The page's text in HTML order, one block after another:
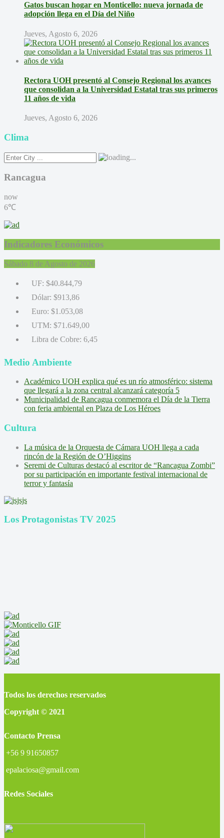
Gatos buscan hogar en Monticello: nueva jornada de
adopción llega en el Día del Niño
Jueves, Agosto 6, 2026
Rectora UOH presentó al Consejo Regional los avances
que consolidan a la Universidad Estatal tras sus primeros
11 años de vida
Jueves, Agosto 6, 2026
Clima
Rancagua
now
6℃
Indicadores Económicos
Sábado 8 de Agosto de 2026
UF: $40.844,79
Dólar: $913,86
Euro: $1.053,08
UTM: $71.649,00
Libra de Cobre: 6,45
Medio Ambiente
Académico UOH explica qué es un río atmosférico: sistema
que llegará a la zona central alcanzará categoría 5
Municipalidad de Rancagua conmemora el Día de la Tierra
con feria ambiental en Plaza de Los Héroes
Cultura
La música de la Orquesta de Cámara UOH llega a cada
rincón de la Región de O’Higgins
Seremi de Culturas destacó al escritor de “Rancagua Zombi”
por su participación en importante festival internacional de
terror y fantasía
Los Protagonistas TV 2025
Todos los derechos reservados
Copyright © 2021
Contacto Prensa
+56 9 91650857
epalaciosa@gmail.com
Redes Sociales